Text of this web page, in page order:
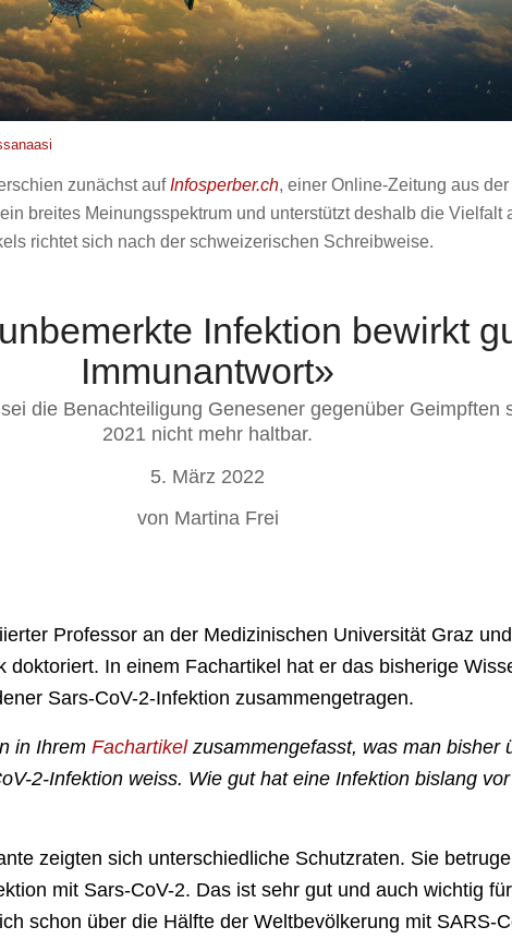
zunächst auf Infosperber.ch, einer Online-Zeitung aus
breites Meinungsspektrum und unterstützt deshalb die Vielfalt
richtet sich nach der schweizerischen Schreibweise.
Infektion bewirkt
Immunantwort»
die Benachteiligung Genesener gegenüber Geimpften
2021 nicht mehr haltbar.
5. März 2022
von Martina Frei
Professor an der Medizinischen Universität Graz
doktoriert. In einem Fachartikel hat er das bisherige
Sars-CoV-2-Infektion zusammengetragen.
in IhremFachartikelzusammengefasst, was man bisher
2-Infektion weiss. Wie gut hat eine Infektion bislang
zeigten sich unterschiedliche Schutzraten. Sie
mit Sars-CoV-2. Das ist sehr gut und auch wichtig
schon über die Hälfte der Weltbevölkerung mit SARS-